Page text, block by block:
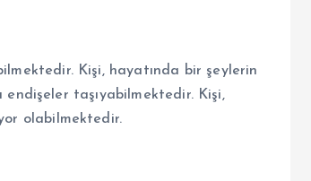
Kişi, hayatında bir şeylerin
endişeler taşıyabilmektedir. Kişi,
olabilmektedir.